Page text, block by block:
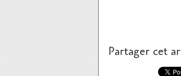
Partager cet